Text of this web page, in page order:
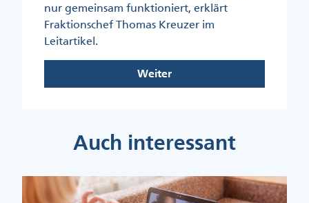
nur gemeinsam funktioniert, erklärt
Fraktionschef Thomas Kreuzer im
Leitartikel.
Weiter
Auch interessant